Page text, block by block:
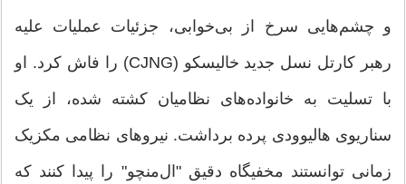
و چشم‌هایی سرخ از بی‌خوابی، جزئیات عملیات علیه
رهبر کارتل نسل جدید خالیسکو (CJNG) را فاش کرد. او
با تسلیت به خانواده‌های نظامیان کشته شده، از یک
سناریوی هالیوودی پرده برداشت. نیروهای نظامی مکزیک
زمانی توانستند مخفیگاه دقیق "ال‌منچو" را پیدا کنند که